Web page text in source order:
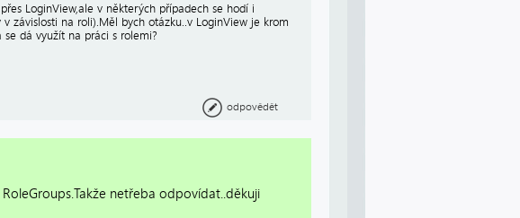
LoginView,ale v některých případech se hodí i
závislosti na roli).Měl bych otázku..v LoginView je krom
se dá využít na práci s rolemi?
odpovědět
netřeba odpovídat..děkuji